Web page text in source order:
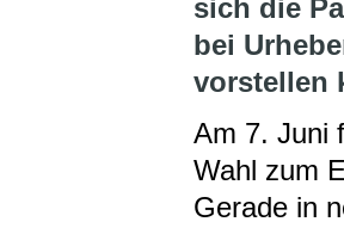
sich die
bei
vorstellen
Am 7. Juni
Wahl zum
Gerade in